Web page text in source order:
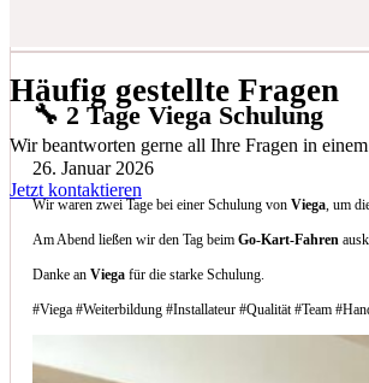
🔧 2 Tage Viega Schulung
26. Januar 2026
Wir waren zwei Tage bei einer Schulung vonViega, um
Am Abend ließen wir den Tag beimGo-Kart-Fahren
Danke anViega für die starke Schulung.
#Viega #Weiterbildung #Installateur #Qualität #Team
Häufig gestellte Fragen
Wir beantworten gerne all Ihre Fragen in
Jetzt kontaktieren
Welche Arten von